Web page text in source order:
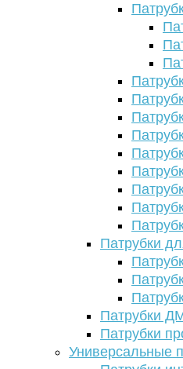
Патрубки
Патрубки
Патрубки
Универсальные